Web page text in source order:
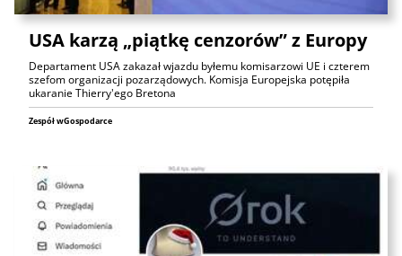
USA karzą „piątkę cenzorów” z Europy
Departament USA zakazał wjazdu byłemu komisarzowi UE i czterem
szefom organizacji pozarządowych. Komisja Europejska potępiła
ukaranie Thierry'ego Bretona
Zespół wGospodarce